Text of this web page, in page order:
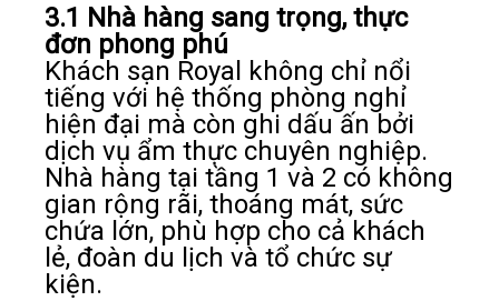
3.1 Nhà hàng sang trọng, thực
đơn phong phú
Khách sạn Royal không chỉ nổi
tiếng với hệ thống phòng nghỉ
hiện đại mà còn ghi dấu ấn bởi
dịch vụ ẩm thực chuyên nghiệp.
Nhà hàng tại tầng 1 và 2 có không
gian rộng rãi, thoáng mát, sức
chứa lớn, phù hợp cho cả khách
lẻ, đoàn du lịch và tổ chức sự
kiện.